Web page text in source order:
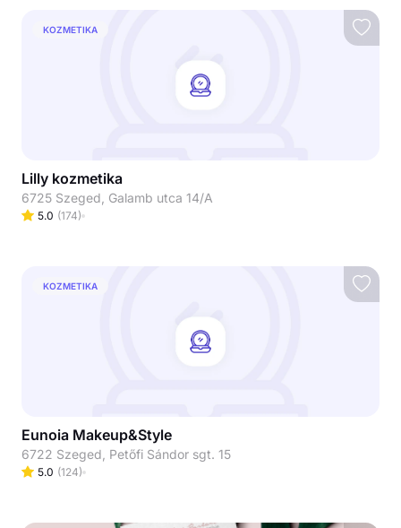
KOZMETIKA
Lilly kozmetika
6725 Szeged, Galamb utca 14/A
5.0 (174)
KOZMETIKA
Eunoia Makeup&Style
6722 Szeged, Petőfi Sándor sgt. 15
5.0 (124)